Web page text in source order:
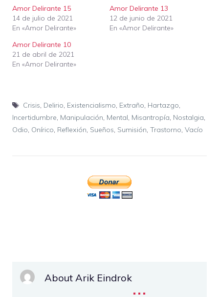
Amor Delirante 15
14 de julio de 2021
En «Amor Delirante»
Amor Delirante 13
12 de junio de 2021
En «Amor Delirante»
Amor Delirante 10
21 de abril de 2021
En «Amor Delirante»
Etiquetas
Crisis, Delirio, Existencialismo, Extraño, Hartazgo,
Incertidumbre, Manipulación, Mental, Misantropía, Nostalgia,
Odio, Onírico, Reflexión, Sueños, Sumisión, Trastorno, Vacío
About Arik Eindrok...